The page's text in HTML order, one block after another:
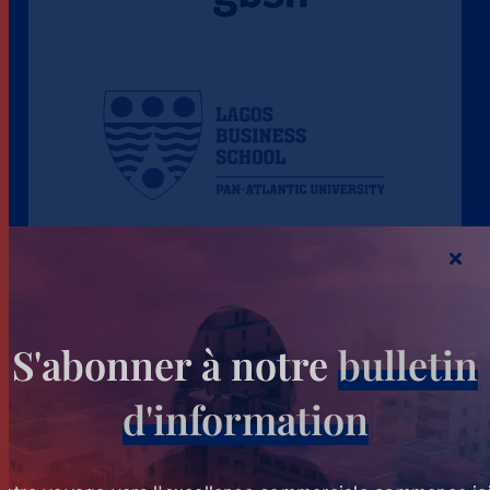
Information pour
S'abonner à notre bulletin
d'information